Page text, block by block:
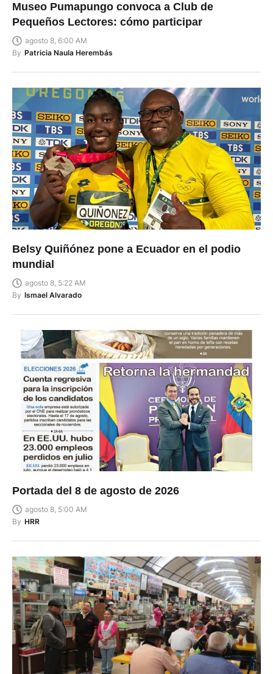
Museo Pumapungo convoca a Club de
Pequeños Lectores: cómo participar
agosto 8, 6:00 AM
By Patricia Naula Herembás
Belsy Quiñónez pone a Ecuador en el podio
mundial
agosto 8, 5:22 AM
By Ismael Alvarado
Portada del 8 de agosto de 2026
agosto 8, 5:00 AM
By HRR